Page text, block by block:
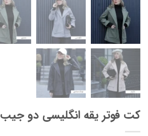
کت فوتر یقه انگلیسی دو جیب K41352